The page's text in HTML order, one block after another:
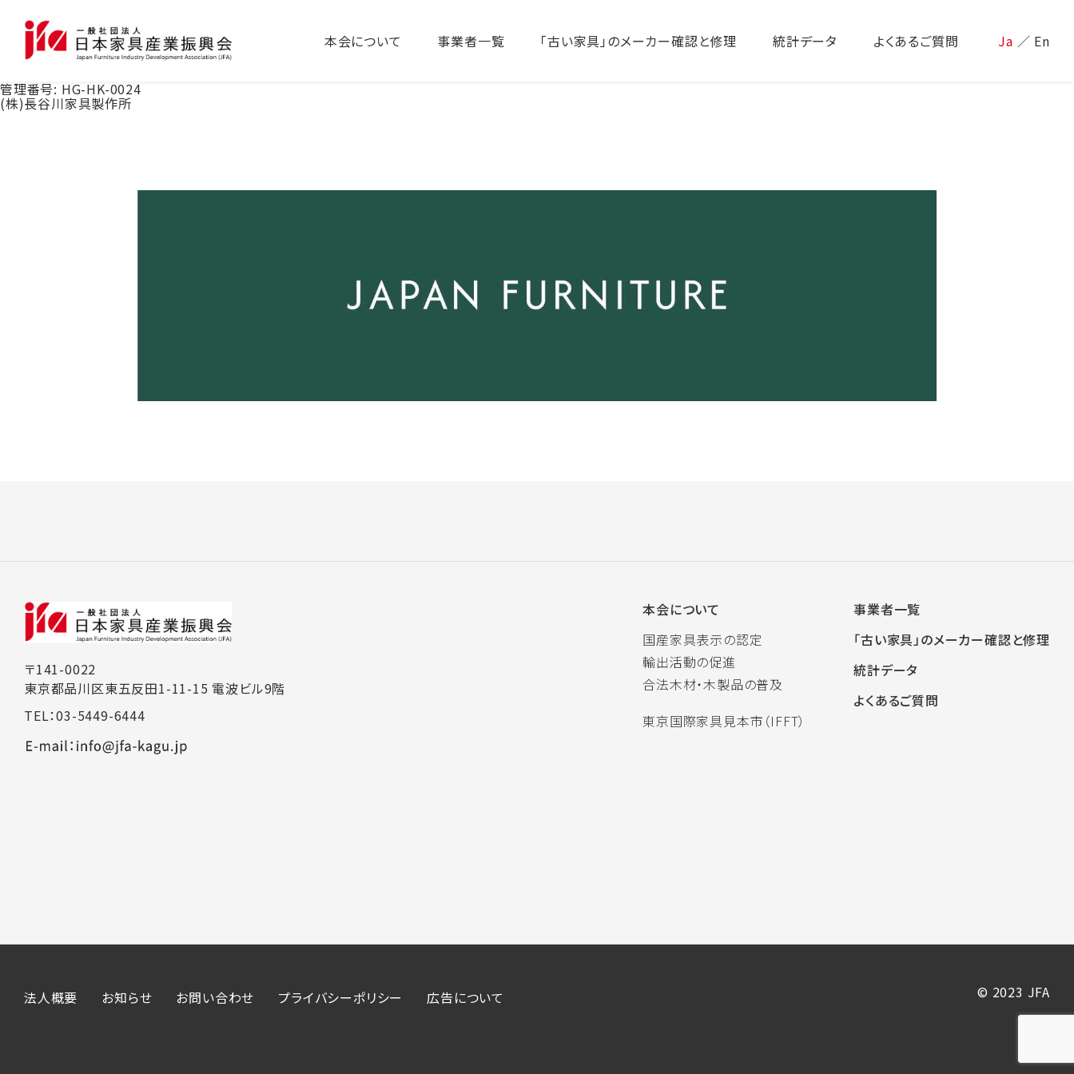
本会について 事業者一覧 「古い家具」のメーカー確認と修理 統計データ よくあるご質問 Ja ／ En
管理番号: HG-HK-0024
(株)長谷川家具製作所
〒141-0022
東京都品川区東五反田1-11-15 電波ビル9階
TEL：03-5449-6444
本会について
国産家具表示の認定
輸出活動の促進
合法木材・木製品の普及
東京国際家具見本市（IFFT）
事業者一覧
「古い家具」のメーカー確認と修理
統計データ
よくあるご質問
法人概要 お知らせ お問い合わせ プライバシーポリシー 広告について © 2023 JFA